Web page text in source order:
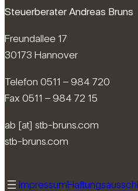
Steuerberater Andreas Bruns
Freundallee 17
30173 Hannover
Telefon 0511 – 984 720
Fax 0511 – 984 72 15
ab [at] stb-bruns.com
stb-bruns.com
Impressum